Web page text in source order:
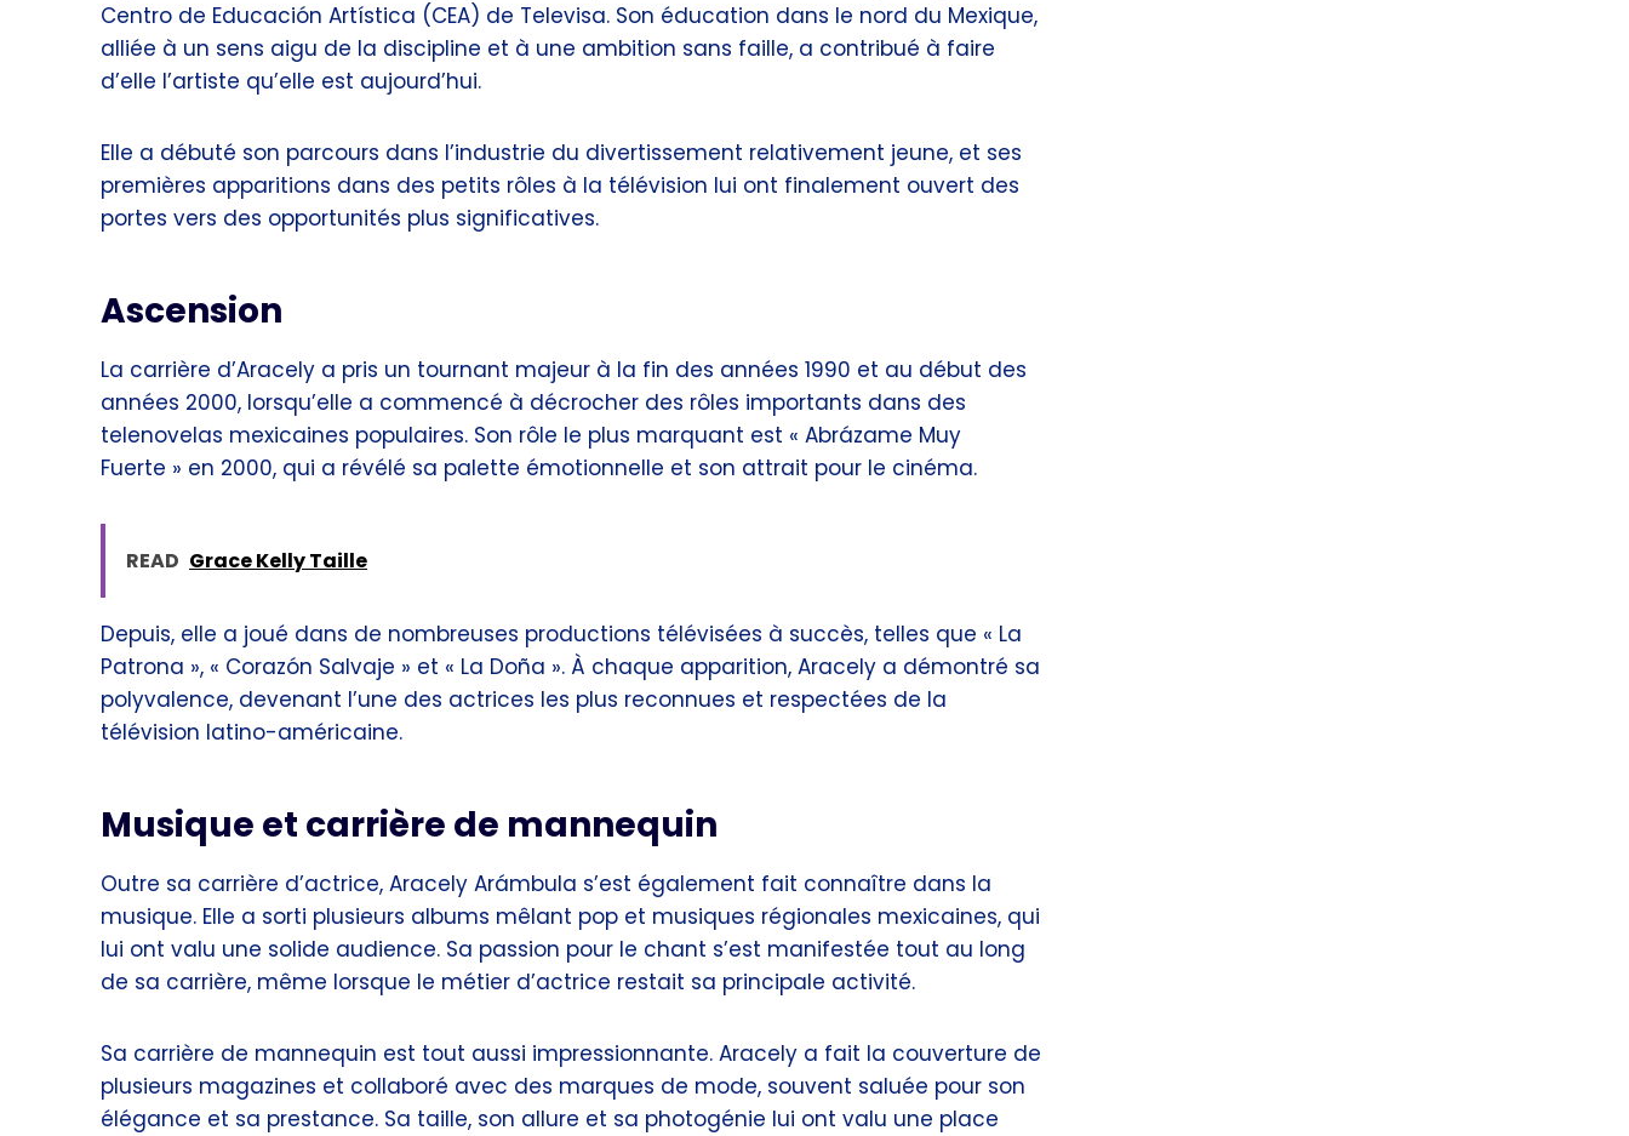
Centro de Educación Artística (CEA) de Televisa. Son éducation dans le nord du Mexique,
alliée à un sens aigu de la discipline et à une ambition sans faille, a contribué à faire
d’elle l’artiste qu’elle est aujourd’hui.
Elle a débuté son parcours dans l’industrie du divertissement relativement jeune, et ses
premières apparitions dans des petits rôles à la télévision lui ont finalement ouvert des
portes vers des opportunités plus significatives.
Ascension
La carrière d’Aracely a pris un tournant majeur à la fin des années 1990 et au début des
années 2000, lorsqu’elle a commencé à décrocher des rôles importants dans des
telenovelas mexicaines populaires. Son rôle le plus marquant est « Abrázame Muy
Fuerte » en 2000, qui a révélé sa palette émotionnelle et son attrait pour le cinéma.
READ Grace Kelly Taille
Depuis, elle a joué dans de nombreuses productions télévisées à succès, telles que « La
Patrona », « Corazón Salvaje » et « La Doña ». À chaque apparition, Aracely a démontré sa
polyvalence, devenant l’une des actrices les plus reconnues et respectées de la
télévision latino-américaine.
Musique et carrière de mannequin
Outre sa carrière d’actrice, Aracely Arámbula s’est également fait connaître dans la
musique. Elle a sorti plusieurs albums mêlant pop et musiques régionales mexicaines, qui
lui ont valu une solide audience. Sa passion pour le chant s’est manifestée tout au long
de sa carrière, même lorsque le métier d’actrice restait sa principale activité.
Sa carrière de mannequin est tout aussi impressionnante. Aracely a fait la couverture de
plusieurs magazines et collaboré avec des marques de mode, souvent saluée pour son
élégance et sa prestance. Sa taille, son allure et sa photogénie lui ont valu une place